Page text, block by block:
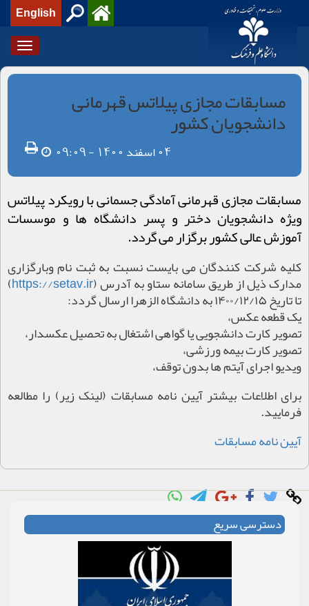
English
مسابقات مجازی پیلاتس قهرمانی
دانشجویان کشور
04 اسفند 1400 - 09:09
مسابقات مجازی قهرمانی آمادگی جسمانی با رویکرد پیلاتس
ویژه دانشجویان دختر و پسر دانشگاه ها و موسسات
آموزش عالی کشور برگزار می گردد.
کلیه شرکت کنندگان می بایست نسبت به ثبت نام وبارگزاری
مدارک ذیل از طریق سامانه ستاو به آدرس (https://setav.ir
)
تا تاریخ ۱۴۰۰/۱۲/۱۵ به دانشگاه الزهرا ارسال گردد:
یک قطعه عکس،
تصویر کارت دانشجویی یا گواهی اشتغال به تحصیل عکسدار،
تصویر کارت بیمه ورزشی،
ویدیو اجرای آیتم ها بدون توقف،
برای اطلاعات بیشتر آیین نامه مسابقات (لینک زیر) را مطالعه
فرمایید.
آیین نامه مسابقات
دسترسی سریع